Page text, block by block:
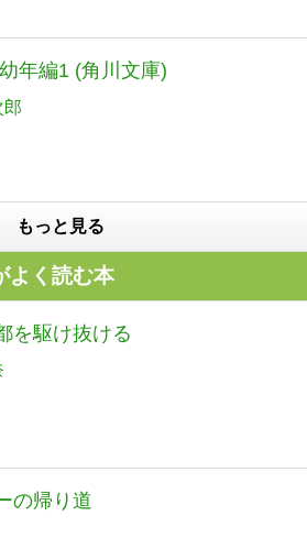
年編1 (角川文庫)
郎
もっと見る
よく読む本
を駆け抜ける
の帰り道